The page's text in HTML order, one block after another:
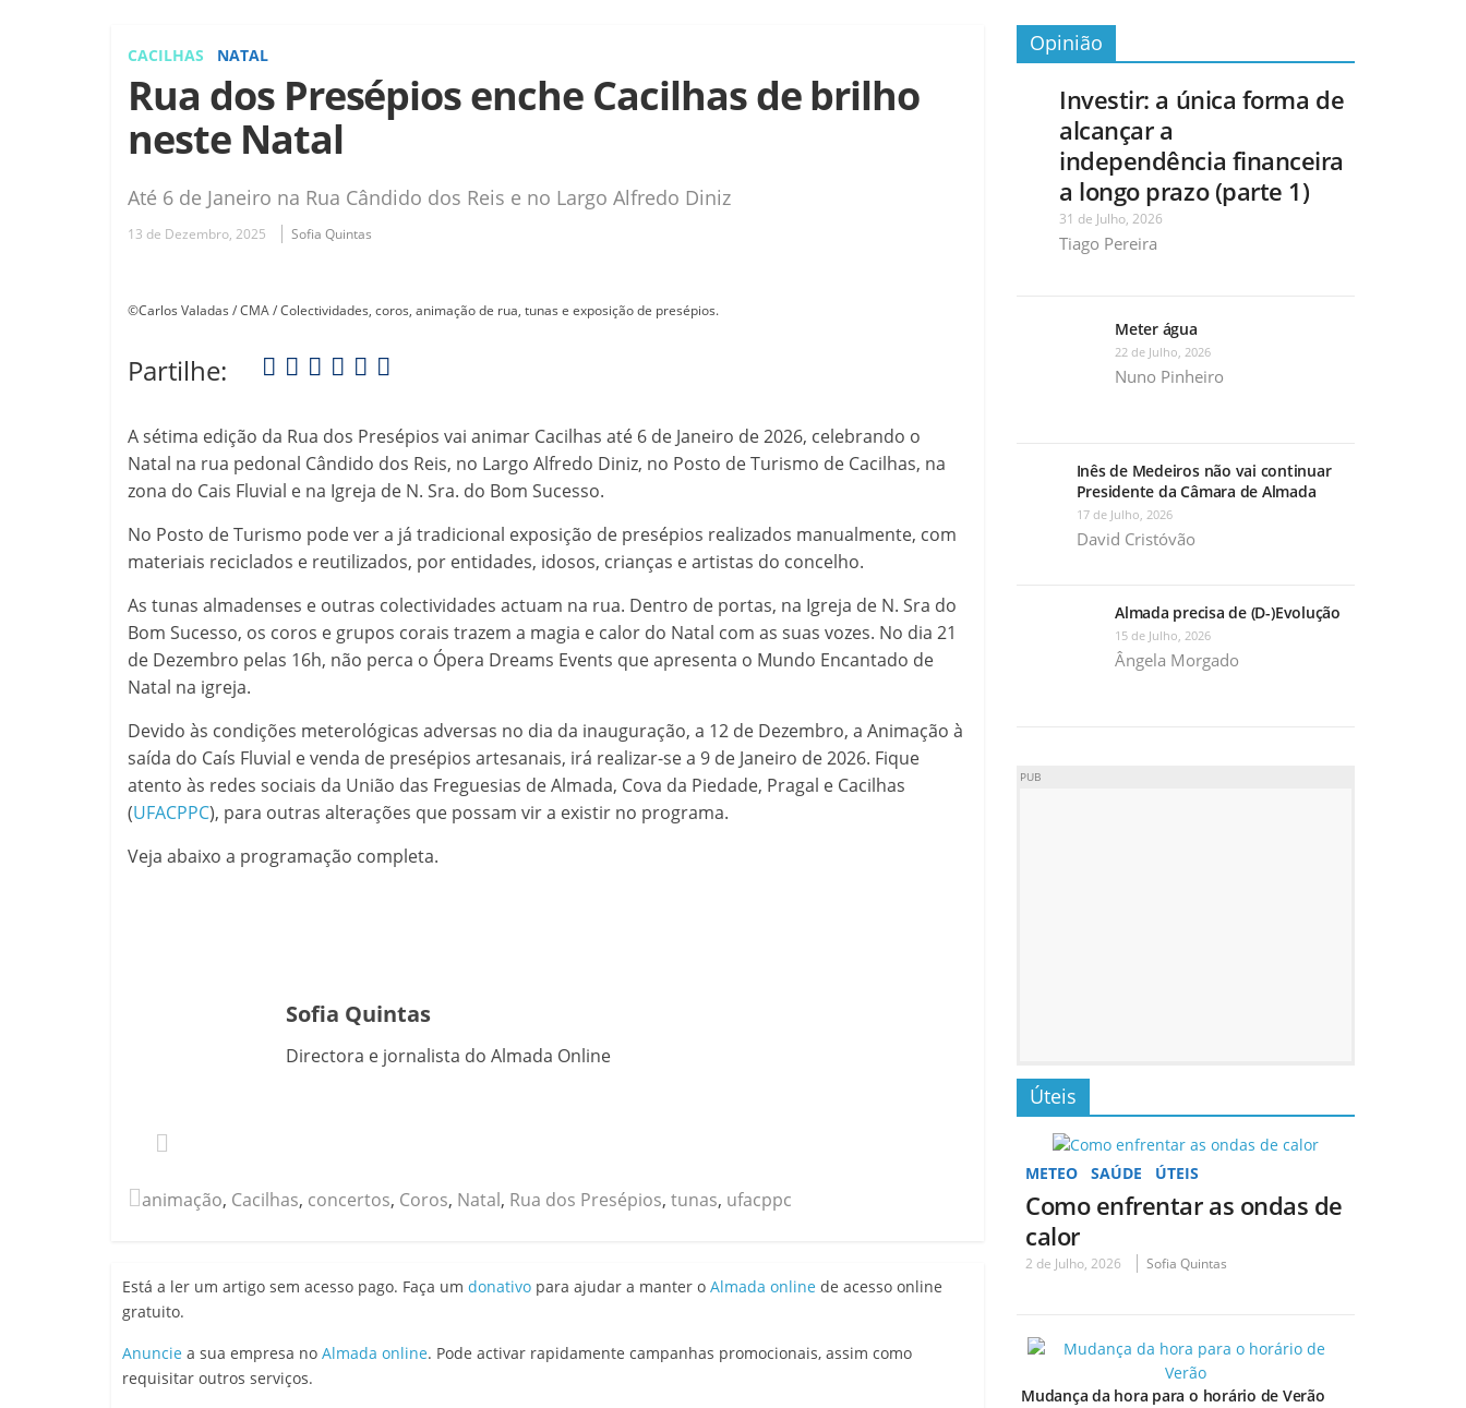
CACILHAS NATAL
Rua dos Presépios enche Cacilhas de brilho
neste Natal
Até 6 de Janeiro na Rua Cândido dos Reis e no Largo Alfredo Diniz
13 de Dezembro, 2025 Sofia Quintas
©Carlos Valadas / CMA / Colectividades, coros, animação de rua, tunas e exposição de presépios.
Partilhe:
A sétima edição da Rua dos Presépios vai animar Cacilhas até 6 de Janeiro de 2026, celebrando o
Natal na rua pedonal Cândido dos Reis, no Largo Alfredo Diniz, no Posto de Turismo de Cacilhas, na
zona do Cais Fluvial e na Igreja de N. Sra. do Bom Sucesso.
No Posto de Turismo pode ver a já tradicional exposição de presépios realizados manualmente, com
materiais reciclados e reutilizados, por entidades, idosos, crianças e artistas do concelho.
As tunas almadenses e outras colectividades actuam na rua. Dentro de portas, na Igreja de N. Sra do
Bom Sucesso, os coros e grupos corais trazem a magia e calor do Natal com as suas vozes. No dia 21
de Dezembro pelas 16h, não perca o Ópera Dreams Events que apresenta o Mundo Encantado de
Natal na igreja.
Devido às condições meterológicas adversas no dia da inauguração, a 12 de Dezembro, a Animação à
saída do Caís Fluvial e venda de presépios artesanais, irá realizar-se a 9 de Janeiro de 2026. Fique
atento às redes sociais da União das Freguesias de Almada, Cova da Piedade, Pragal e Cacilhas
(UFACPPC), para outras alterações que possam vir a existir no programa.
Veja abaixo a programação completa.
Sofia Quintas
Directora e jornalista do Almada Online
animação, Cacilhas, concertos, Coros, Natal, Rua dos Presépios, tunas, ufacppc
Está a ler um artigo sem acesso pago. Faça um donativo para ajudar a manter o Almada online de acesso online
gratuito.
Anuncie a sua empresa no Almada online. Pode activar rapidamente campanhas promocionais, assim como
requisitar outros serviços.
Opinião
Investir: a única forma de
alcançar a
independência financeira
a longo prazo (parte 1)
31 de Julho, 2026
Tiago Pereira
Meter água
22 de Julho, 2026
Nuno Pinheiro
Inês de Medeiros não vai continuar
Presidente da Câmara de Almada
17 de Julho, 2026
David Cristóvão
Almada precisa de (D-)Evolução
15 de Julho, 2026
Ângela Morgado
PUB
Úteis
METEO SAÚDE ÚTEIS
Como enfrentar as ondas de
calor
2 de Julho, 2026 Sofia Quintas
Mudança da hora para o horário de Verão